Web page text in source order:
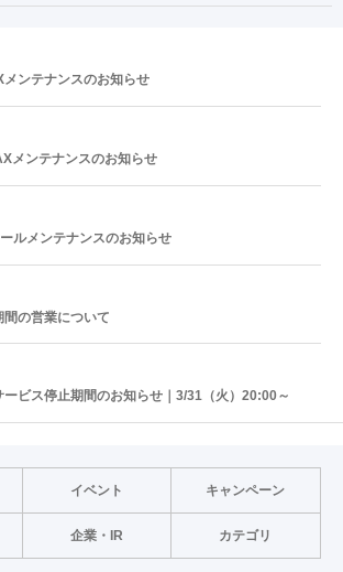
ンテナンスのお知らせ
メンテナンスのお知らせ
ルメンテナンスのお知らせ
の営業について
ービス停止期間のお知らせ｜3/31（火）20:00～
イベント キャンペーン
企業・IR カテゴリ